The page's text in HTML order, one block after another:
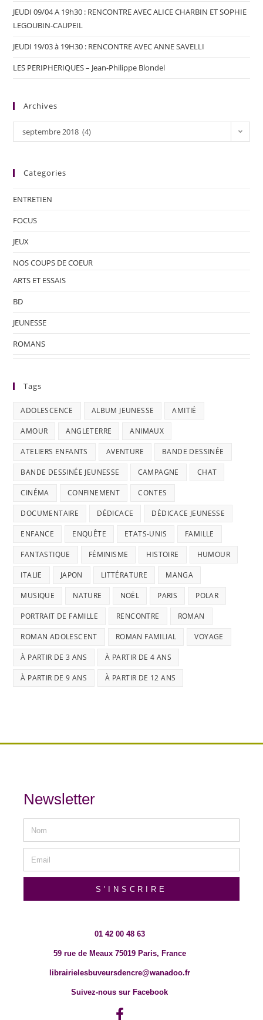
JEUDI 09/04 A 19h30 : RENCONTRE AVEC ALICE CHARBIN ET SOPHIE
LEGOUBIN-CAUPEIL
JEUDI 19/03 à 19H30 : RENCONTRE AVEC ANNE SAVELLI
LES PERIPHERIQUES – Jean-Philippe Blondel
Archives
septembre 2018 (4)
Categories
ENTRETIEN
FOCUS
JEUX
NOS COUPS DE COEUR
ARTS ET ESSAIS
BD
JEUNESSE
ROMANS
Tags
ADOLESCENCE ALBUM JEUNESSE AMITIÉ
AMOUR ANGLETERRE ANIMAUX
ATELIERS ENFANTS AVENTURE BANDE DESSINÉE
BANDE DESSINÉE JEUNESSE CAMPAGNE CHAT
CINÉMA CONFINEMENT CONTES
DOCUMENTAIRE DÉDICACE DÉDICACE JEUNESSE
ENFANCE ENQUÊTE ETATS-UNIS FAMILLE
FANTASTIQUE FÉMINISME HISTOIRE HUMOUR
ITALIE JAPON LITTÉRATURE MANGA
MUSIQUE NATURE NOËL PARIS POLAR
PORTRAIT DE FAMILLE RENCONTRE ROMAN
ROMAN ADOLESCENT ROMAN FAMILIAL VOYAGE
À PARTIR DE 3 ANS À PARTIR DE 4 ANS
À PARTIR DE 9 ANS À PARTIR DE 12 ANS
Newsletter
S'INSCRIRE
01 42 00 48 63
59 rue de Meaux 75019 Paris, France
librairielesbuveursdencre@wanadoo.fr
Suivez-nous sur Facebook